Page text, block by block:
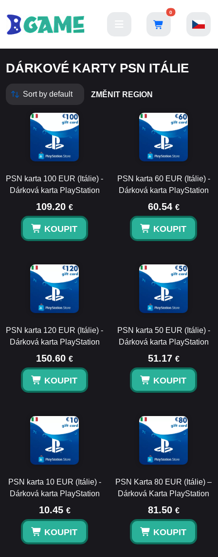
0
DÁRKOVÉ KARTY PSN ITÁLIE
ZMĚNIT REGION
PSN karta 100 EUR (Itálie) -
Dárková karta PlayStation
109.20 €
KOUPIT
PSN karta 60 EUR (Itálie) -
Dárková karta PlayStation
60.54 €
KOUPIT
PSN karta 120 EUR (Itálie) -
Dárková karta PlayStation
150.60 €
KOUPIT
PSN karta 50 EUR (Itálie) -
Dárková karta PlayStation
51.17 €
KOUPIT
PSN karta 10 EUR (Itálie) -
Dárková karta PlayStation
10.45 €
KOUPIT
PSN Karta 80 EUR (Itálie) –
Dárková Karta PlayStation
81.50 €
KOUPIT